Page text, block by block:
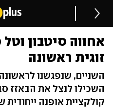
אחווה סיטבון
זוגית ראשונה
השניים, שנפגשנו
השכילו לנצל את הבאזז
קולקציית אופנה